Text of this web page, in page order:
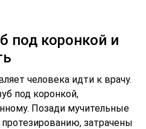
под коронкой и
человека идти к врачу.
под коронкой,
Позади мучительные
затрачены